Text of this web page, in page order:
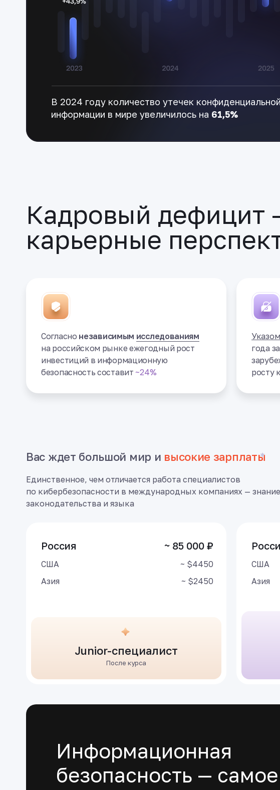
В 2024 году количество утечек конфиденциальной
информации в мире увеличилось на 61,5%
Кадровый дефицит
карьерные
Согласно независимым исследованиям
на российском рынке ежегодный рост
инвестиций в информационную
безопасность составит~24%
года
росту
Вас ждет большой мир и высокие зарплаты
*
Единственное, чем отличается работа специалистов
по кибербезопасности в международных компаниях — знание
законодательства и языка
Азия
США
Азия ~ $2450
США ~ $4450
Россия ~ 85 000 ₽
После курса
Junior-специалист
Информационная
безопасность — самое